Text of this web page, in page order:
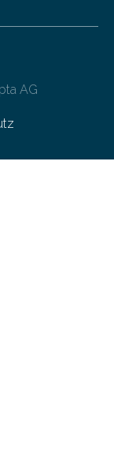
AG